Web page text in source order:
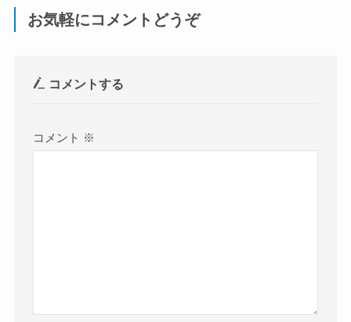
お気軽にコメントどうぞ
コメントする
コメント ※